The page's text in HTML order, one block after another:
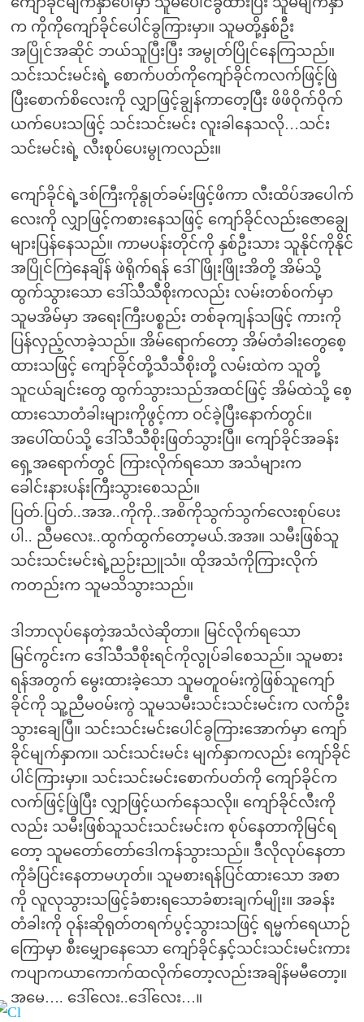
က ကိုကိုကျော်ခိုင်ပေါင်ခွကြားမှာ။ သူမတို့နှစ်ဦး
အပြိုင်အဆိုင် ဘယ်သူပြီးပြီး အမွုတ်ပြိုင်နေကြသည်။
သင်းသင်းမင်းရဲ့ စောက်ပတ်ကိုကျော်ခိုင်ကလက်ဖြင့်ဖြဲ
ပြီးစောက်စိလေးကို လျှာဖြင့်ချွန်ကာတေ့ပြီး ဖိဖိဝိုက်ဝိုက်
ယက်ပေးသဖြင့် သင်းသင်းမင်း လူးခါနေသလို…သင်း
သင်းမင်းရဲ့ လီးစုပ်ပေးမွုကလည်း။
ကျော်ခိုင်ရဲ့ဒစ်ကြီးကိုနွုတ်ခမ်းဖြင့်ဖိကာ လီးထိပ်အပေါက်
လေးကို လျှာဖြင့်ကစားနေသဖြင့် ကျော်ခိုင်လည်းဇောချွေ
များပြန်နေသည်။ ကာမပန်းတိုင်ကို နှစ်ဦးသား သူနိုင်ကိုနိုင်
အပြိုင်ကြဲနေချိန် ဖဲရိုက်ရန် ဒေါ်ဖြိုးဖြိုးအိတို့ အိမ်သို့
ထွက်သွားသော ဒေါ်သီသီစိုးကလည်း လမ်းတစ်ဝက်မှာ
သူမအိမ်မှာ အရေးကြီးပစ္စည်း တစ်ခုကျန်သဖြင့် ကားကို
ပြန်လှည့်လာခဲ့သည်။ အိမ်ရောက်တော့ အိမ်တံခါးတွေစေ့
ထားသဖြင့် ကျော်ခိုင်တို့သီသီစိုးတို့ လမ်းထဲက သူတို့
သူငယ်ချင်းတွေ ထွက်သွားသည်အထင်ဖြင့် အိမ်ထဲသို့ စေ့
ထားသောတံခါးများကိုဖွင့်ကာ ဝင်ခဲ့ပြီးနောက်တွင်။
အပေါ်ထပ်သို့ ဒေါ်သီသီစိုးဖြတ်သွားပြီ။ ကျော်ခိုင်အခန်း
ရှေ့အရောက်တွင် ကြားလိုက်ရသော အသံများက
ခေါင်းနားပန်းကြီးသွားစေသည်။
ပြတ်.ပြတ်..အအ..ကိုကို..အစိကိုသွက်သွက်လေးစုပ်ပေး
ပါ.. ညီမလေး..ထွက်ထွက်တော့မယ်.အအ။ သမီးဖြစ်သူ
သင်းသင်းမင်းရဲ့ညဉ်းညူသံ။ ထိုအသံကိုကြားလိုက်
ကတည်းက သူမသိသွားသည်။
ဒါဘာလုပ်နေတဲ့အသံလဲဆိုတာ။ မြင်လိုက်ရသော
မြင်ကွင်းက ဒေါ်သီသီစိုးရင်ကိုလွုပ်ခါစေသည်။ သူမစား
ရန်အတွက် မွေးထားခဲ့သော သူမတူဝမ်းကွဲဖြစ်သူကျော်
ခိုင်ကို သူ့ညီမဝမ်းကွဲ သူမသမီးသင်းသင်းမင်းက လက်ဦး
သွားချေပြီ။ သင်းသင်းမင်းပေါင်ခွကြားအောက်မှာ ကျော်
ခိုင်မျက်နှာက။ သင်းသင်းမင်း မျက်နှာကလည်း ကျော်ခိုင်
ပါင်ကြားမှာ။ သင်းသင်းမင်းစောက်ပတ်ကို ကျော်ခိုင်က
လက်ဖြင့်ဖြဲပြီး လျှာဖြင့်ယက်နေသလို။ ကျော်ခိုင်လီးကို
လည်း သမီးဖြစ်သူသင်းသင်းမင်းက စုပ်နေတာကိုမြင်ရ
တော့ သူမတော်တော်ဒေါကန်သွားသည်။ ဒီလိုလုပ်နေတာ
ကိုခံပြင်းနေတာမဟုတ်။ သူမစားရန်ပြင်ထားသော အစာ
ကို လူလုသွားသဖြင့်ခံစားရသောခံစားချက်မျိုး။ အခန်း
တံခါးကို ဝုန်းဆိုရုတ်တရက်ပွင့်သွားသဖြင့် ရမ္မက်ရေယာဉ်
ကြောမှာ စီးမျှောနေသော ကျော်ခိုင်နှင့်သင်းသင်းမင်းကား
ကပျာကယာကောက်ထလိုက်တော့လည်းအချိန်မမီတော့။
အမေ…. ဒေါ်လေး..ဒေါ်လေး…။